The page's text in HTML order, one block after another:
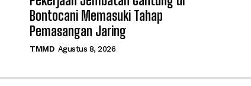
Bontocani Memasuki Tahap
Pemasangan Jaring
TMMD Agustus 8, 2026